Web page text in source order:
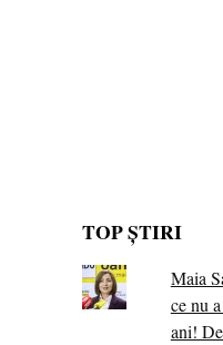
TOP ȘTIRI
Maia
ce nu
ani!